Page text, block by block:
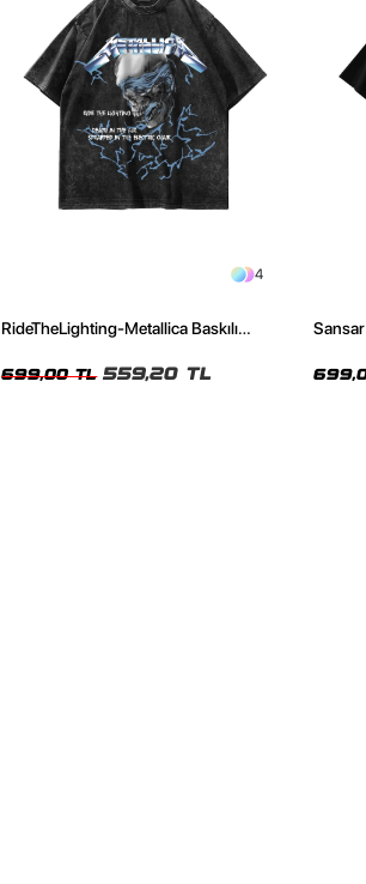
4
RideTheLighting-Metallica Baskılı
699,00 TL 559,20 TL